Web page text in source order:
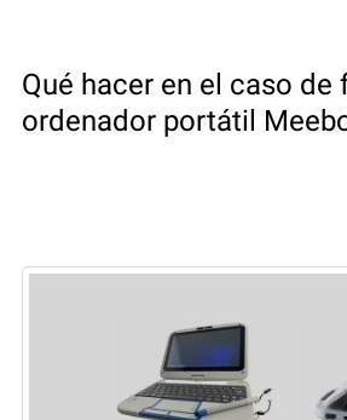
Qué hacer en el caso de
ordenador portátil